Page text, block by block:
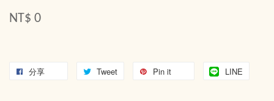
NT$ 0
分享 Tweet Pin it LINE